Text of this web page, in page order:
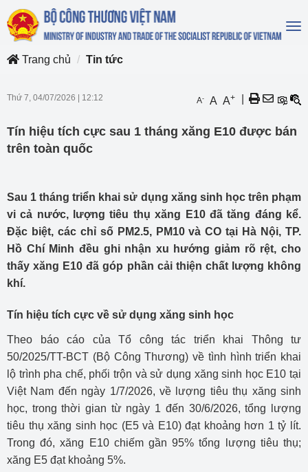
Trang chủ
Tin tức
Thứ 7, 04/07/2026 12:12 A- A A+
Tín hiệu tích cực sau 1 tháng xăng E10 được bán
trên toàn quốc
Sau 1 tháng triển khai sử dụng xăng sinh học trên phạm
vi cả nước, lượng tiêu thụ xăng E10 đã tăng đáng kể.
Đặc biệt, các chỉ số PM2.5, PM10 và CO tại Hà Nội, TP.
Hồ Chí Minh đều ghi nhận xu hướng giảm rõ rệt, cho
thấy xăng E10 đã góp phần cải thiện chất lượng không
khí.
Tín hiệu tích cực về sử dụng xăng sinh học
Theo báo cáo của Tổ công tác triển khai Thông tư
50/2025/TT-BCT (Bộ Công Thương) về tình hình triển khai
lộ trình pha chế, phối trộn và sử dụng xăng sinh học E10 tại
Việt Nam đến ngày 1/7/2026, về lượng tiêu thụ xăng sinh
học, trong thời gian từ ngày 1 đến 30/6/2026, tổng lượng
tiêu thụ xăng sinh học (E5 và E10) đạt khoảng hơn 1 tỷ lít.
Trong đó, xăng E10 chiếm gần 95% tổng lượng tiêu thụ;
xăng E5 đạt khoảng 5%.